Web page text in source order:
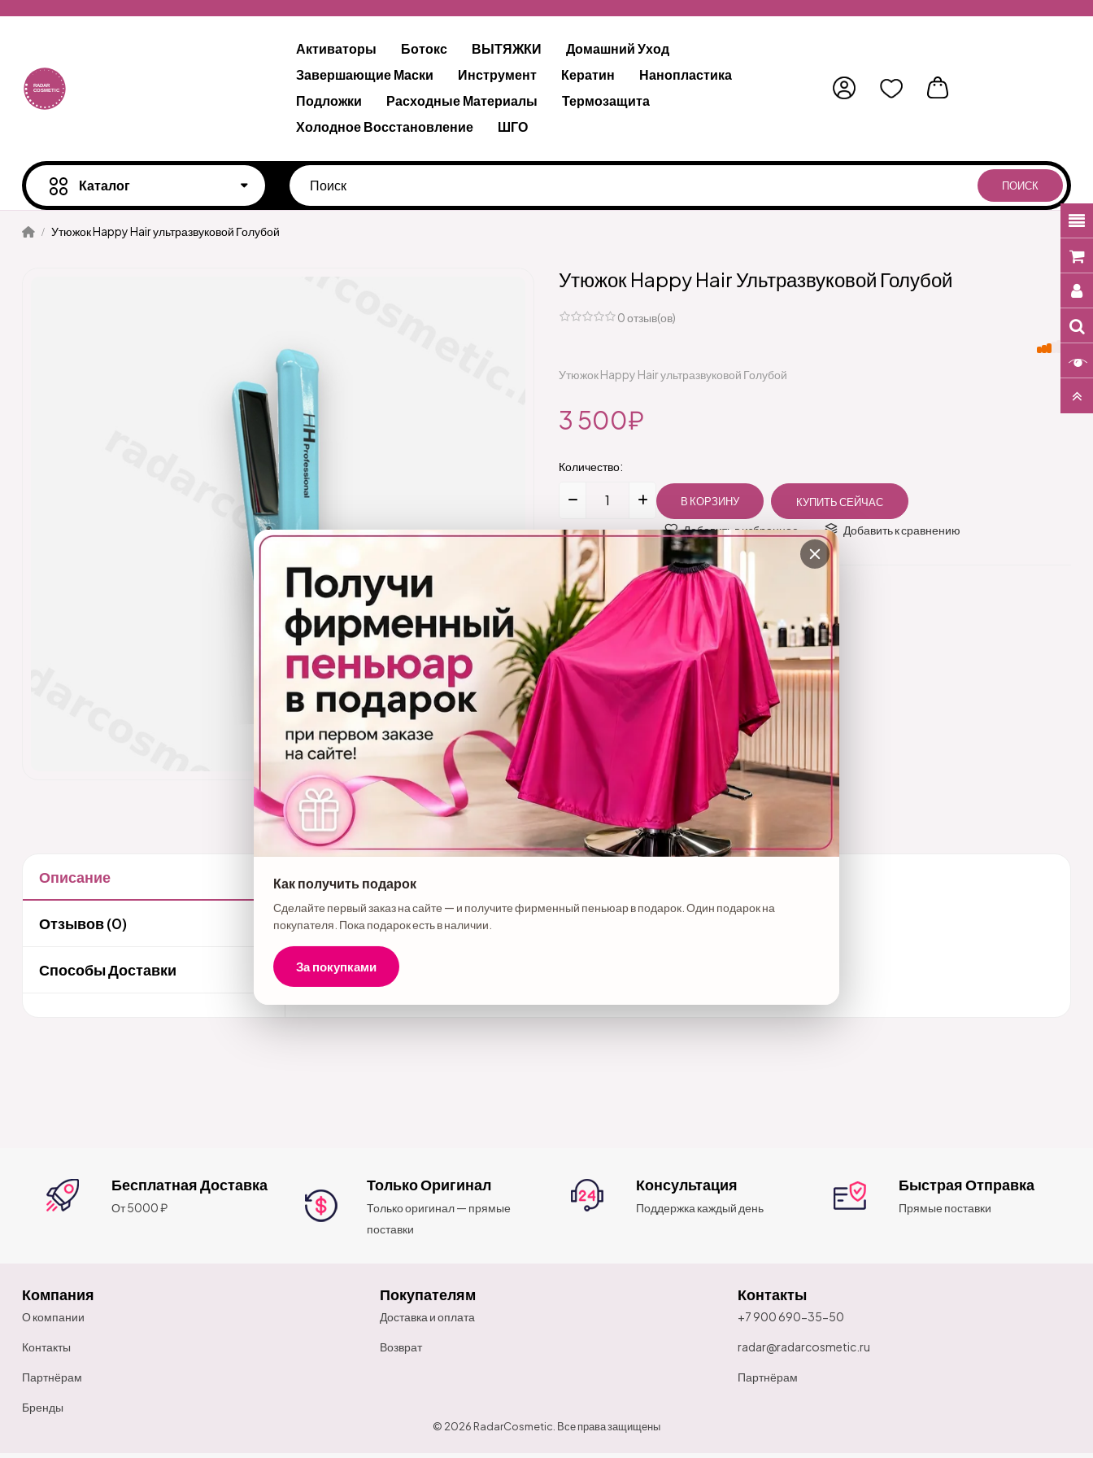
Активаторы Ботокс ВЫТЯЖКИ
Домашний Уход
Завершающие Маски
Инструмент Кератин
Нанопластика
Подложки
Расходные Материалы
Термозащита
Холодное Восстановление
ШГО
Каталог ПОИСК
Утюжок Happy Hair ультразвуковой Голубой
Утюжок Happy Hair Ультразвуковой Голубой
0 отзыв(ов)
Утюжок Happy Hair ультразвуковой Голубой
3 500₽
Количество:
Добавить в избранное Добавить к сравнению
Бренд:
Happy Hair
Код товара:
1389
Описание
Отзывов (0)
Способы Доставки
Описание товара
Утюжок Happy Hair ультразвуковой Голубой
Бесплатная Доставка
От 5000 ₽
Только Оригинал
Только оригинал — прямые
поставки
Консультация
Поддержка каждый день
Быстрая Отправка
Прямые поставки
Компания
О компании
Контакты
Партнёрам
Бренды
Покупателям
Доставка и оплата
Возврат
Контакты
+7 900 690-35-50
radar@radarcosmetic.ru
Партнёрам
© 2026 RadarCosmetic. Все права защищены
Как получить подарок
Сделайте первый заказ на сайте — и получите фирменный пеньюар в подарок. Один подарок на
покупателя. Пока подарок есть в наличии.
За покупками